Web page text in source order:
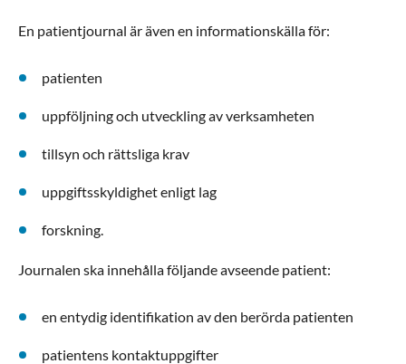
En patientjournal är även en informationskälla för:
patienten
uppföljning och utveckling av verksamheten
tillsyn och rättsliga krav
uppgiftsskyldighet enligt lag
forskning.
Journalen ska innehålla följande avseende patient:
en entydig identifikation av den berörda patienten
patientens kontaktuppgifter